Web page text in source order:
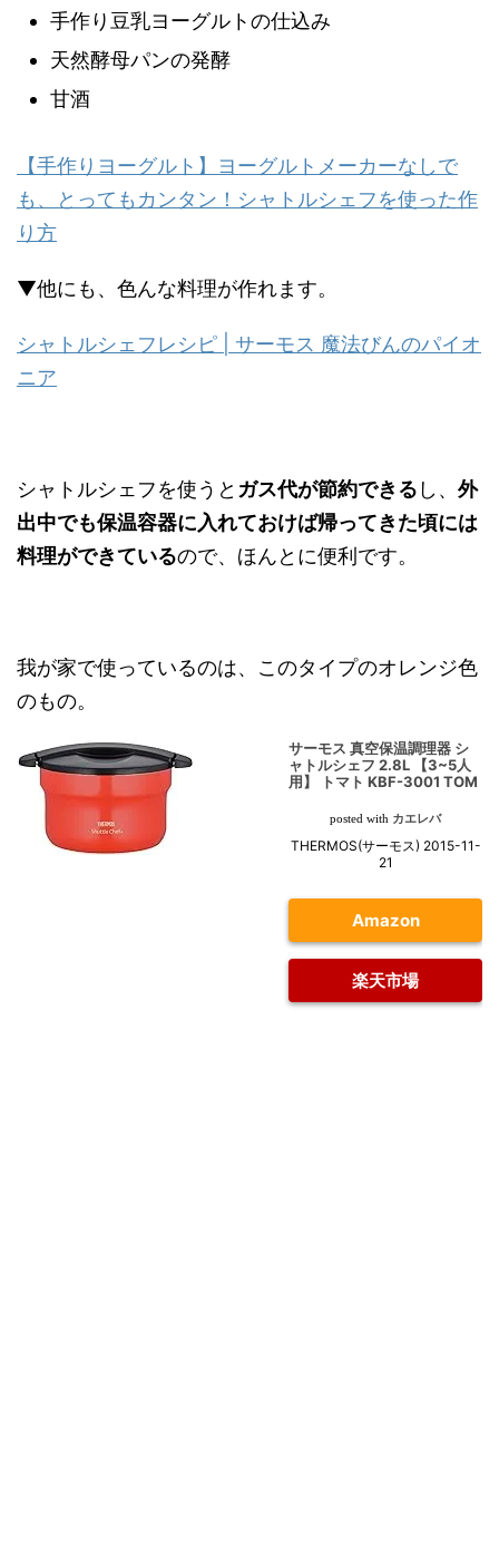
手作り豆乳ヨーグルトの仕込み
天然酵母パンの発酵
甘酒
【手作りヨーグルト】ヨーグルトメーカーなしで
も、とってもカンタン！シャトルシェフを使った作
り方
▼他にも、色んな料理が作れます。
シャトルシェフレシピ | サーモス 魔法びんのパイオ
ニア
シャトルシェフを使うと ガス代が節約できる し、 外
出中でも保温容器に入れておけば帰ってきた頃には
料理ができているので、ほんとに便利です。
我が家で使っているのは、このタイプのオレンジ色
のもの。
サーモス 真空保温調理器 シ
ャトルシェフ 2.8L 【3~5人
用】 トマト KBF-3001 TOM
posted with カエレバ
THERMOS(サーモス) 2015-11-
21
Amazon
楽天市場